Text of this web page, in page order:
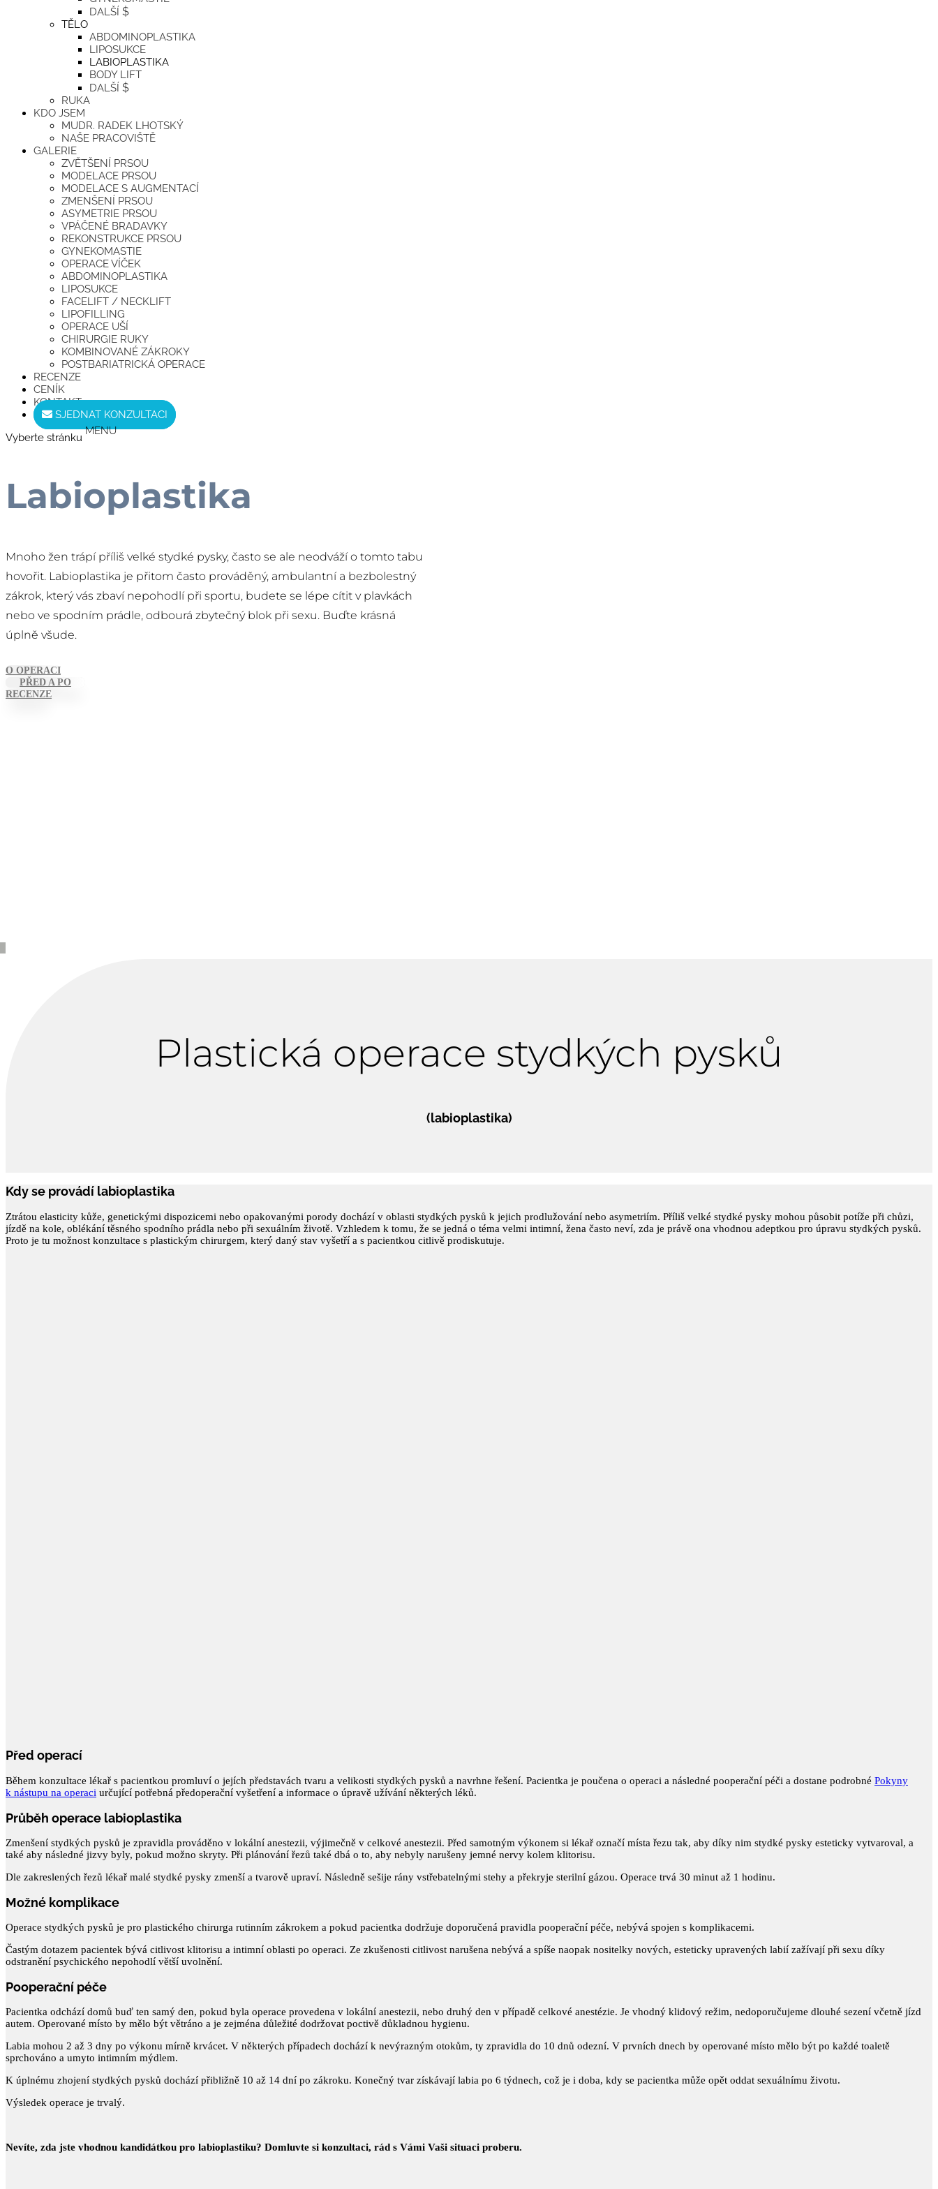
DALŠÍ $
TĚLO
ABDOMINOPLASTIKA
LIPOSUKCE
LABIOPLASTIKA
BODY LIFT
DALŠÍ $
RUKA
KDO JSEM
MUDR. RADEK LHOTSKÝ
NAŠE PRACOVIŠTĚ
GALERIE
ZVĚTŠENÍ PRSOU
MODELACE PRSOU
MODELACE S AUGMENTACÍ
ZMENŠENÍ PRSOU
ASYMETRIE PRSOU
VPÁČENÉ BRADAVKY
REKONSTRUKCE PRSOU
GYNEKOMASTIE
OPERACE VÍČEK
ABDOMINOPLASTIKA
LIPOSUKCE
FACELIFT / NECKLIFT
LIPOFILLING
OPERACE UŠÍ
CHIRURGIE RUKY
KOMBINOVANÉ ZÁKROKY
POSTBARIATRICKÁ OPERACE
RECENZE
CENÍK
KONTAKT
SJEDNAT KONZULTACI
Vyberte stránku
Labioplastika
Mnoho žen trápí příliš velké stydké pysky, často se ale neodváží o tomto tabu
hovořit. Labioplastika je přitom často prováděný, ambulantní a bezbolestný
zákrok, který vás zbaví nepohodlí při sportu, budete se lépe cítit v plavkách
nebo ve spodním prádle, odbourá zbytečný blok při sexu. Buďte krásná
úplně všude.
O OPERACI
PŘED A PO
RECENZE
Plastická operace stydkých pysků
(labioplastika)
Kdy se provádí labioplastika
Ztrátou elasticity kůže, genetickými dispozicemi nebo opakovanými porody dochází v oblasti stydkých pysků k jejich prodlužování nebo asymetriím. Příliš velké stydké pysky mohou působit potíže při chůzi,
jízdě na kole, oblékání těsného spodního prádla nebo při sexuálním životě. Vzhledem k tomu, že se jedná o téma velmi intimní, žena často neví, zda je právě ona vhodnou adeptkou pro úpravu stydkých pysků.
Proto je tu možnost konzultace s plastickým chirurgem, který daný stav vyšetří a s pacientkou citlivě prodiskutuje.
Před operací
Během konzultace lékař s pacientkou promluví o jejích představách tvaru a velikosti stydkých pysků a navrhne řešení. Pacientka je poučena o operaci a následné pooperační péči a dostane podrobné Pokyny
k nástupu na operaci určující potřebná předoperační vyšetření a informace o úpravě užívání některých léků.
Průběh operace labioplastika
Zmenšení stydkých pysků je zpravidla prováděno v lokální anestezii, výjimečně v celkové anestezii. Před samotným výkonem si lékař označí místa řezu tak, aby díky nim stydké pysky esteticky vytvaroval, a
také aby následné jizvy byly, pokud možno skryty. Při plánování řezů také dbá o to, aby nebyly narušeny jemné nervy kolem klitorisu.
Dle zakreslených řezů lékař malé stydké pysky zmenší a tvarově upraví. Následně sešije rány vstřebatelnými stehy a překryje sterilní gázou. Operace trvá 30 minut až 1 hodinu.
Možné komplikace
Operace stydkých pysků je pro plastického chirurga rutinním zákrokem a pokud pacientka dodržuje doporučená pravidla pooperační péče, nebývá spojen s komplikacemi.
Častým dotazem pacientek bývá citlivost klitorisu a intimní oblasti po operaci. Ze zkušenosti citlivost narušena nebývá a spíše naopak nositelky nových, esteticky upravených labií zažívají při sexu díky
odstranění psychického nepohodlí větší uvolnění.
Pooperační péče
Pacientka odchází domů buď ten samý den, pokud byla operace provedena v lokální anestezii, nebo druhý den v případě celkové anestézie. Je vhodný klidový režim, nedoporučujeme dlouhé sezení včetně jízd
autem. Operované místo by mělo být větráno a je zejména důležité dodržovat poctivě důkladnou hygienu.
Labia mohou 2 až 3 dny po výkonu mírně krvácet. V některých případech dochází k nevýrazným otokům, ty zpravidla do 10 dnů odezní. V prvních dnech by operované místo mělo být po každé toaletě
sprchováno a umyto intimním mýdlem.
K úplnému zhojení stydkých pysků dochází přibližně 10 až 14 dní po zákroku. Konečný tvar získávají labia po 6 týdnech, což je i doba, kdy se pacientka může opět oddat sexuálnímu životu.
Výsledek operace je trvalý.
Nevíte, zda jste vhodnou kandidátkou pro labioplastiku? Domluvte si konzultaci, rád s Vámi Vaši situaci proberu.